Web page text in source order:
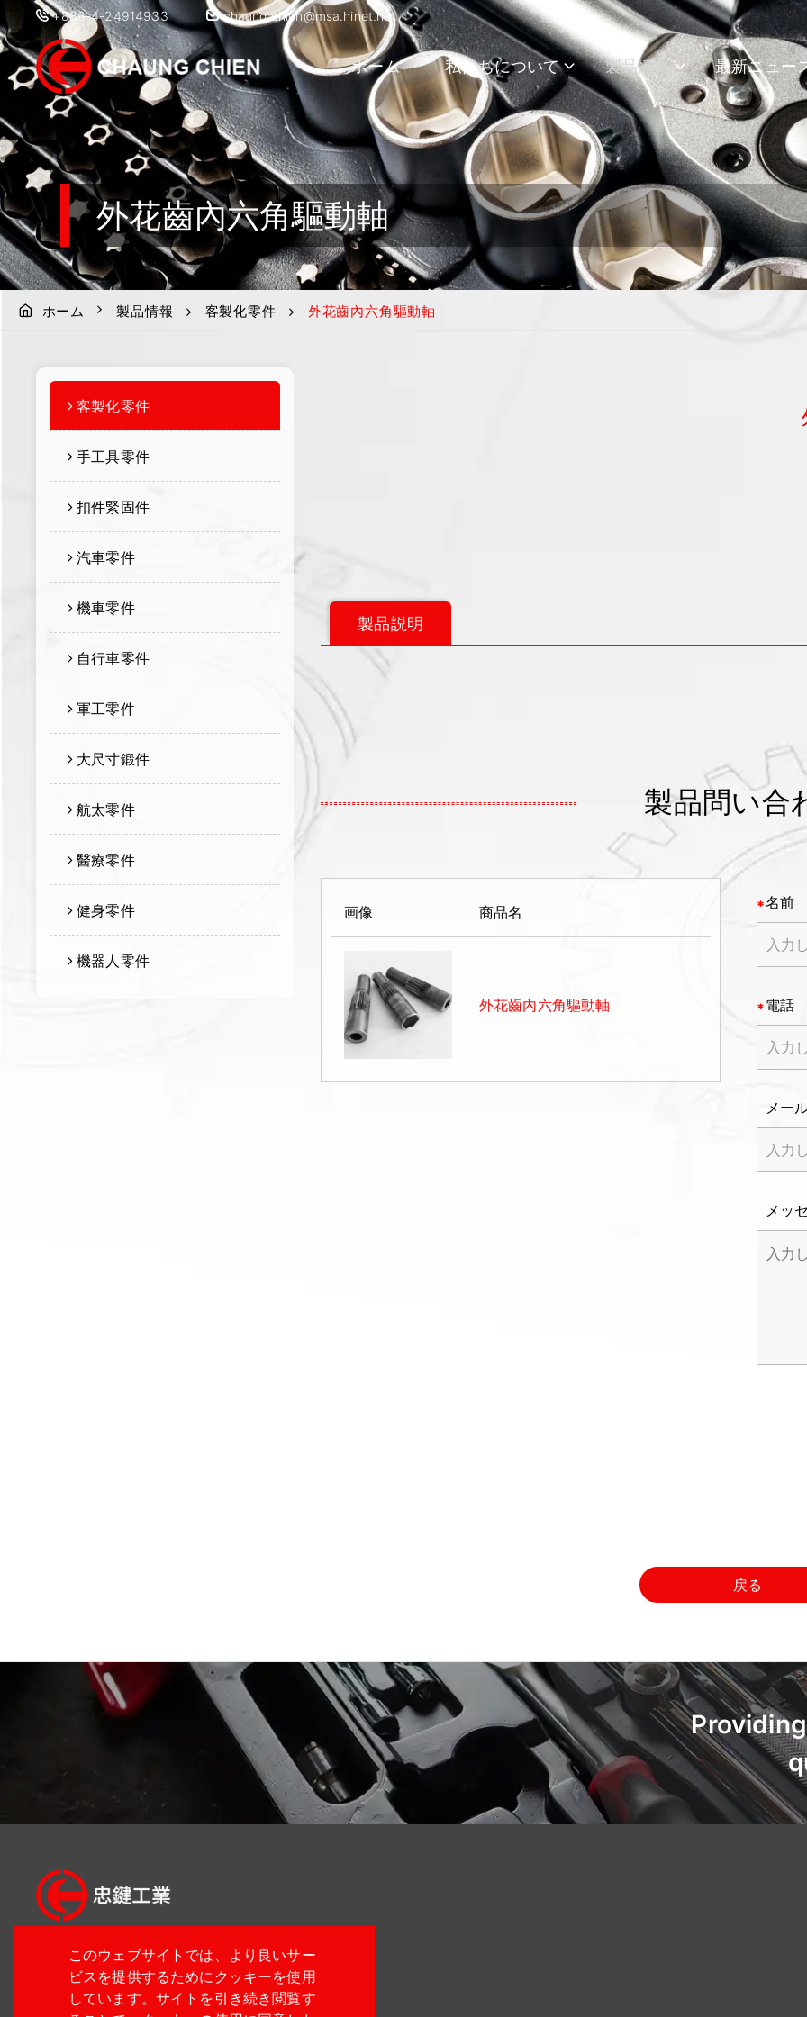
+886-4-24914933 chaung.chien@msa.hinet.net
ホーム 私たちについて 製品情報 最新ニュー
外花齒內六角驅動軸
ホーム 製品情報 客製化零件 外花齒內六角驅動軸
客製化零件
手工具零件
扣件緊固件
汽車零件
機車零件
自行車零件
軍工零件
大尺寸鍛件
航太零件
醫療零件
健身零件
機器人零件
製品説明
製品問い合
画像 商品名
外花齒內六角驅動軸
名前
電話
メー
メッ
戻る
このウェブサイトでは、より良いサー
ビスを提供するためにクッキーを使用
しています。サイトを引き続き閲覧す
04-24914933
04-24914887